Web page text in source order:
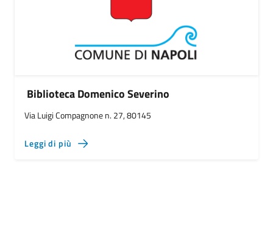
Biblioteca Domenico Severino
Via Luigi Compagnone n. 27, 80145
Leggi di più